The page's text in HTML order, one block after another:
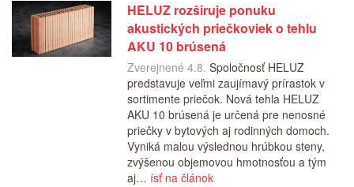
HELUZ rozširuje ponuku
akustických priečkoviek o tehlu
AKU 10 brúsená
Zverejnené 4.8. Spoločnosť HELUZ
predstavuje veľmi zaujímavý prírastok v
sortimente priečok. Nová tehla HELUZ
AKU 10 brúsená je určená pre nenosné
priečky v bytových aj rodinných domoch.
Vyniká malou výslednou hrúbkou steny,
zvýšenou objemovou hmotnosťou a tým
aj… ísť na článok